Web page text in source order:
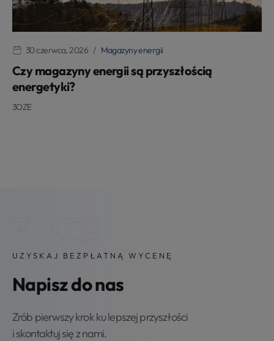
30 czerwca, 2026 Magazyny energii
Czy magazyny energii są przyszłością
energetyki?
3OZE
UZYSKAJ BEZPŁATNĄ WYCENĘ
Napisz do nas
Zrób pierwszy krok ku lepszej przyszłości
i skontaktuj się z nami.